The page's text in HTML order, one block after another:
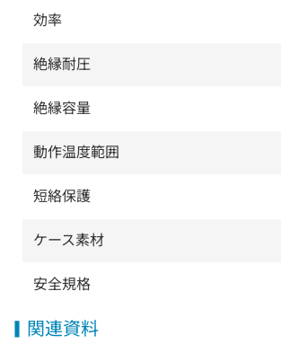
効率
絶縁耐圧
絶縁容量
動作温度範囲
短絡保護
ケース素材
安全規格
関連資料